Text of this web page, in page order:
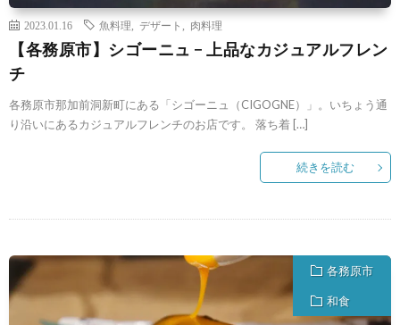
2023.01.16 魚料理 デザート 肉料理
【各務原市】シゴーニュ − 上品なカジュアルフレン
チ
各務原市那加前洞新町にある「シゴーニュ（CIGOGNE）」。いちょう通
り沿いにあるカジュアルフレンチのお店です。 落ち着 […]
続きを読む
各務原市
和食